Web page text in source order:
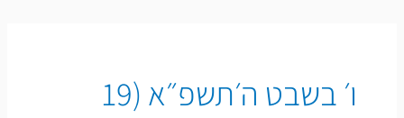
ו׳ בשבט ה׳תשפ״א (19